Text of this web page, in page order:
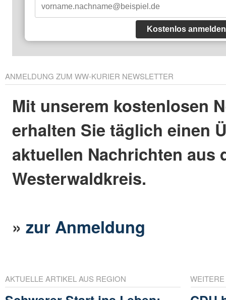
Kostenlos anmelden
ANMELDUNG ZUM WW-KURIER NEWSLETTER
Mit unserem kostenlosen
erhalten Sie täglich einen
aktuellen Nachrichten aus
Westerwaldkreis.
»zur Anmeldung
AKTUELLE ARTIKEL AUS REGION